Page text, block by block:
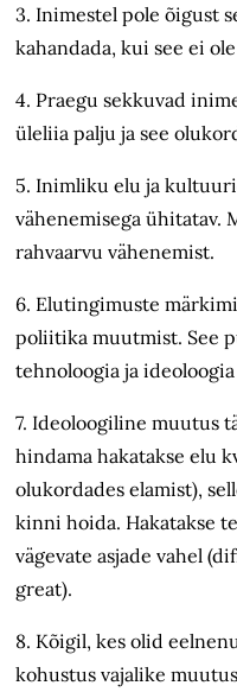
3. Inimestel pole õigust
kahandada, kui see ei
4. Praegu sekkuvad
üleliia palju ja see
5. Inimliku elu ja
vähenemisega
rahvaarvu vähenemist.
6. Elutingimuste
poliitika muutmist. See
tehnoloogia ja
7. Ideoloogiline muutus
hindama hakatakse elu
olukordades elamist),
kinni hoida. Hakatakse
vägevate asjade vahel
great).
8. Kõigil, kes olid
kohustus vajalike